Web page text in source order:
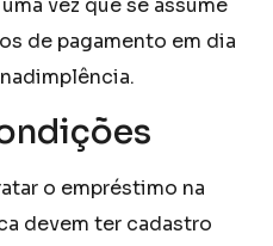
vez que se assume
de pagamento em dia
o empréstimo na
devem ter cadastro